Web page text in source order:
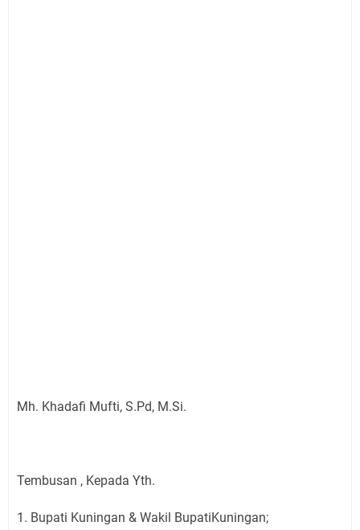
Mh. Khadafi Mufti, S.Pd, M.Si.
Tembusan , Kepada Yth.
1. Bupati Kuningan & Wakil BupatiKuningan;